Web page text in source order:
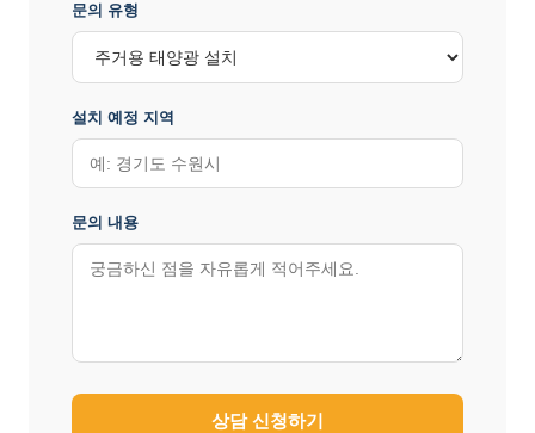
문의 유형
설치 예정 지역
문의 내용
상담 신청하기